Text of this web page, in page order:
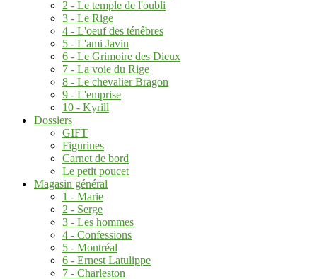
2 - Le temple de l'oubli
3 - Le Rige
4 - L'oeuf des ténêbres
5 - L'ami Javin
6 - Le Grimoire des Dieux
7 - La voie du Rige
8 - Le chevalier Bragon
9 - L'emprise
10 - Kyrill
Dossiers
GIFT
Figurines
Carnet de bord
Le petit poucet
Magasin général
1 - Marie
2 - Serge
3 - Les hommes
4 - Confessions
5 - Montréal
6 - Ernest Latulippe
7 - Charleston